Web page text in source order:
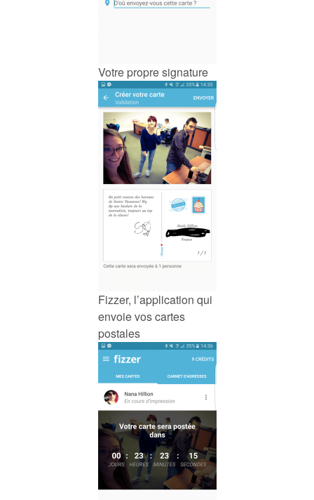
Votre propre signature
Fizzer, l’application qui
envoie vos cartes
postales